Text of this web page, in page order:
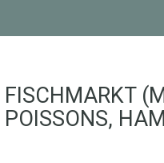
FISCHMARKT
POISSONS,